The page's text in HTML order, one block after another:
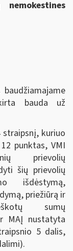
bauda už
kuriuo
punktas, VMI
prievolių
šių prievolių
išdėstymą,
priežiūrą ir
sumų
MAĮ nustatyta
5 dalis,